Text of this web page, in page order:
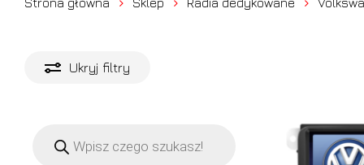
Ukryj filtry
produktów